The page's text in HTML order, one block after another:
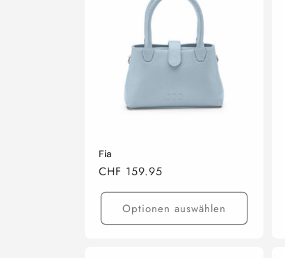
Fia
Normaler
Preis
CHF 159.95
Optionen auswählen